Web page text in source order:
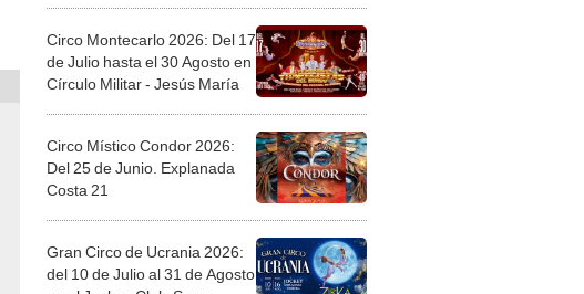
Circo Montecarlo 2026: Del 17
de Julio hasta el 30 Agosto en
Círculo Militar - Jesús María
Circo Místico Condor 2026:
Del 25 de Junio. Explanada
Costa 21
Gran Circo de Ucrania 2026:
del 10 de Julio al 31 de Agosto